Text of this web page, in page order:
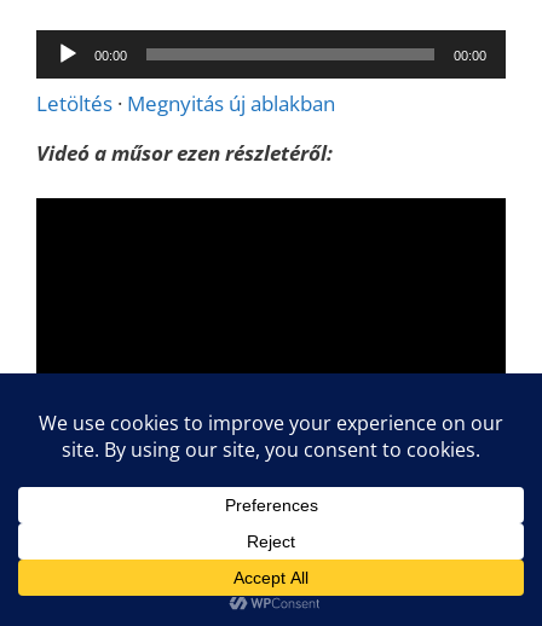
Audió
lejátszó
00:00 00:00
Letöltés · Megnyitás új ablakban
Videó a műsor ezen részletéről: